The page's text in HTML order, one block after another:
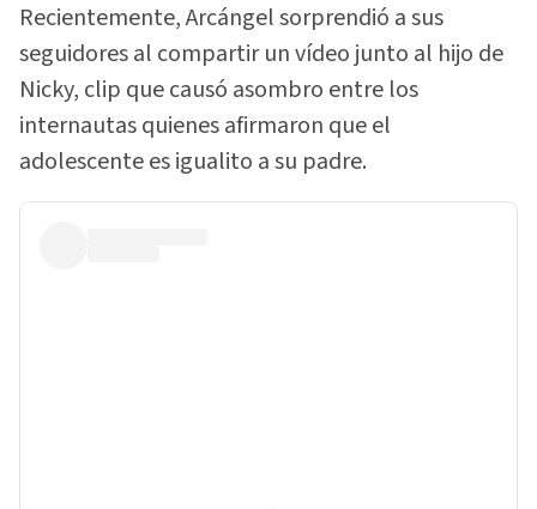
Recientemente, Arcángel sorprendió a sus
seguidores al compartir un vídeo junto al hijo de
Nicky, clip que causó asombro entre los
internautas quienes afirmaron que el
adolescente es igualito a su padre.